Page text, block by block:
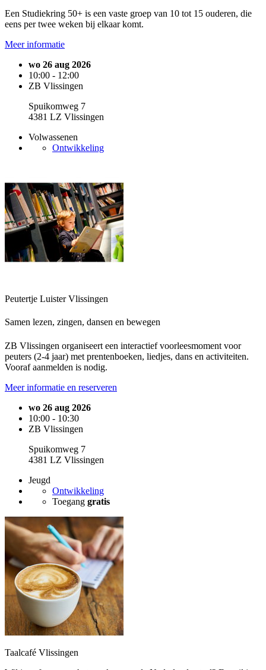
Een Studiekring 50+ is een vaste groep van 10 tot 15 ouderen, die
eens per twee weken bij elkaar komt.
Meer informatie
wo 26 aug 2026
10:00 - 12:00
ZB Vlissingen
Spuikomweg 7
4381 LZ Vlissingen
Volwassenen
Ontwikkeling
Peutertje Luister Vlissingen
Samen lezen, zingen, dansen en bewegen
ZB Vlissingen organiseert een interactief voorleesmoment voor
peuters (2-4 jaar) met prentenboeken, liedjes, dans en activiteiten.
Vooraf aanmelden is nodig.
Meer informatie en reserveren
wo 26 aug 2026
10:00 - 10:30
ZB Vlissingen
Spuikomweg 7
4381 LZ Vlissingen
Jeugd
Ontwikkeling
Toegang gratis
Taalcafé Vlissingen